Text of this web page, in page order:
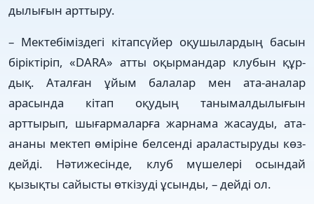
дылығын арттыру.
– Мектебіміздегі кітапсүйер оқу­шы­лардың басын
біріктіріп, «DARA» атты оқыр­мандар клубын құр­
дық. Аталған ұйым балалар мен ата-аналар
арасында кітап оқу­дың таны­мал­дылығын
арттырып, шығар­маларға жарнама жасауды, ата-
ананы мектеп өміріне белсенді араластыруды көз­
дейді. Нәтижесінде, клуб мүшелері осындай
қызықты сайысты өткізуді ұсынды, – дейді ол.